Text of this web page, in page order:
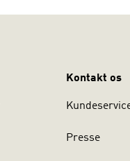
Kontakt os
Presse